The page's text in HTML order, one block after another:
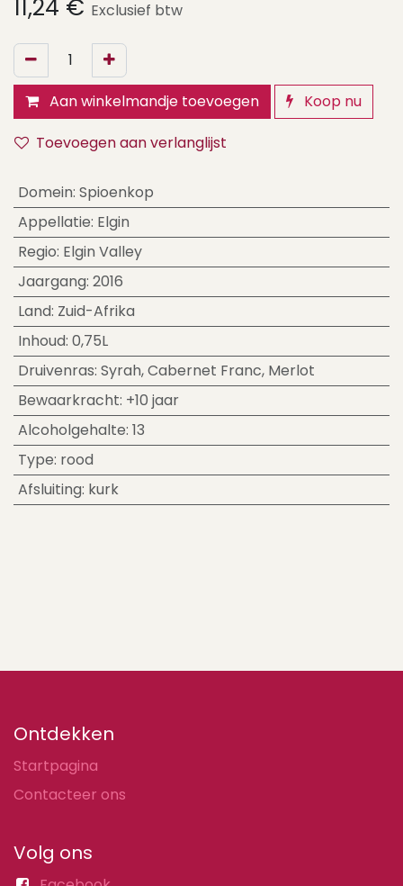
11,24 € Exclusief btw
Aan winkelmandje toevoegen
Koop nu
Toevoegen aan verlanglijst
Domein: Spioenkop
Appellatie: Elgin
Regio: Elgin Valley
Jaargang: 2016
Land: Zuid-Afrika
Inhoud: 0,75L
Druivenras: Syrah,Cabernet Franc, Merlot
Bewaarkracht: +10 jaar
Alcoholgehalte: 13
Type: rood
Afsluiting: kurk
Ontdekken
Startpagina
Contacteer ons
Volg ons